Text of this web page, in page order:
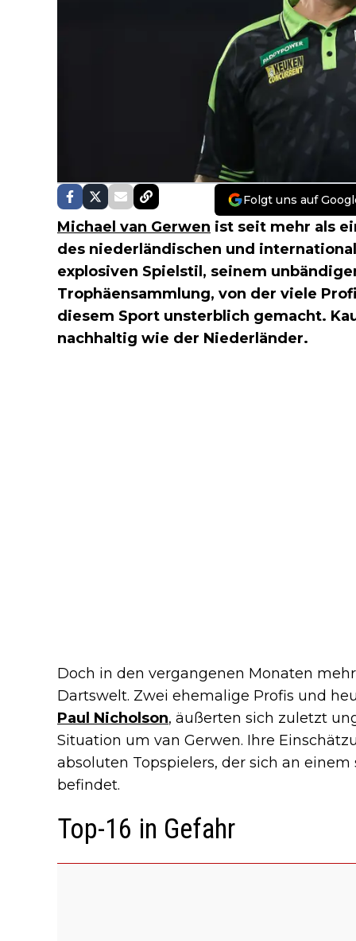
Folgt uns auf
Michael van Gerwen ist seit mehr als
des niederländischen und
explosiven Spielstil, seinem
Trophäensammlung, von der viele
diesem Sport unsterblich gemacht.
nachhaltig wie der Niederländer.
Doch in den vergangenen Monaten
Dartswelt. Zwei ehemalige Profis und
Paul Nicholson, äußerten sich zuletzt
Situation um van Gerwen. Ihre
absoluten Topspielers, der sich an
befindet.
Top-16 in Gefahr